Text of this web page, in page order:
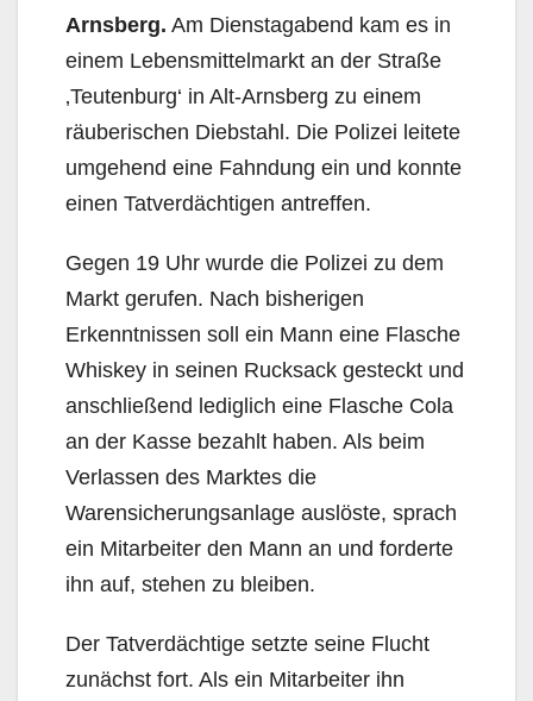
Arnsberg. Am Dienstagabend kam es in
einem Lebensmittelmarkt an der Straße
‚Teutenburg‘ in Alt-Arnsberg zu einem
räuberischen Diebstahl. Die Polizei leitete
umgehend eine Fahndung ein und konnte
einen Tatverdächtigen antreffen.
Gegen 19 Uhr wurde die Polizei zu dem
Markt gerufen. Nach bisherigen
Erkenntnissen soll ein Mann eine Flasche
Whiskey in seinen Rucksack gesteckt und
anschließend lediglich eine Flasche Cola
an der Kasse bezahlt haben. Als beim
Verlassen des Marktes die
Warensicherungsanlage auslöste, sprach
ein Mitarbeiter den Mann an und forderte
ihn auf, stehen zu bleiben.
Der Tatverdächtige setzte seine Flucht
zunächst fort. Als ein Mitarbeiter ihn